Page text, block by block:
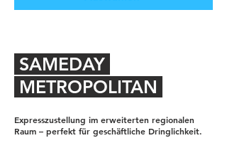
SAMEDAY
METROPOLITAN
Expresszustellung im erweiterten regionalen
Raum – perfekt für geschäftliche Dringlichkeit.